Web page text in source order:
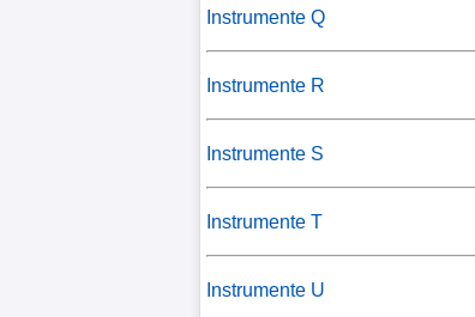
Instrumente Q
Instrumente R
Instrumente S
Instrumente T
Instrumente U